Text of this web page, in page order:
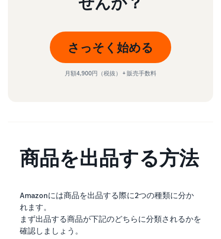
さっそく始める
月額4,900円（税抜） + 販売手数料
商品を出品する方法
Amazonには商品を出品する際に2つの種類に分か
れます。
まず出品する商品が下記のどちらに分類されるかを
確認しましょう。